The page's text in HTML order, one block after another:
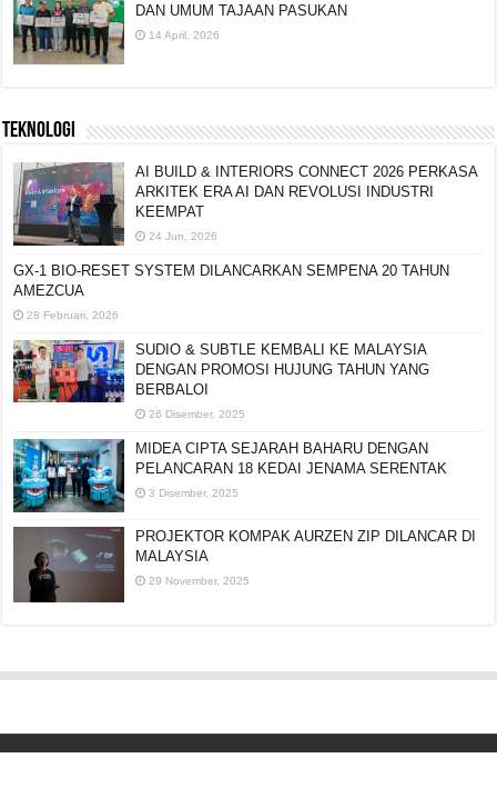
DAN UMUM TAJAAN PASUKAN
14 April, 2026
TEKNOLOGI
AI BUILD & INTERIORS CONNECT 2026 PERKASA
ARKITEK ERA AI DAN REVOLUSI INDUSTRI
KEEMPAT
24 Jun, 2026
GX-1 BIO-RESET SYSTEM DILANCARKAN SEMPENA 20 TAHUN
AMEZCUA
28 Februari, 2026
SUDIO & SUBTLE KEMBALI KE MALAYSIA
DENGAN PROMOSI HUJUNG TAHUN YANG
BERBALOI
26 Disember, 2025
MIDEA CIPTA SEJARAH BAHARU DENGAN
PELANCARAN 18 KEDAI JENAMA SERENTAK
3 Disember, 2025
PROJEKTOR KOMPAK AURZEN ZIP DILANCAR DI
MALAYSIA
29 November, 2025